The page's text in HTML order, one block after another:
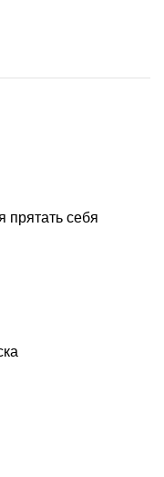
прятать себя